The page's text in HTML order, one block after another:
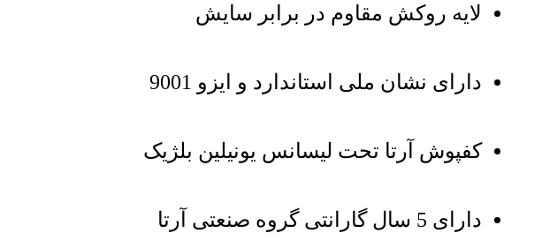
لایه روکش مقاوم در برابر سایش
دارای نشان ملی استاندارد و ایزو 9001
کفپوش آرتا تحت لیسانس یونیلین بلژیک
دارای 5 سال گارانتی گروه صنعتی آرتا